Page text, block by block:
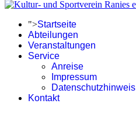
">Startseite
Abteilungen
Veranstaltungen
Service
Anreise
Impressum
Datenschutzhinweis
Kontakt